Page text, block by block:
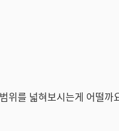
위를 넓혀보시는게 어떨까